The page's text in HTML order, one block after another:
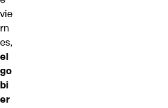
vie
rn
es,
el
go
bi
er